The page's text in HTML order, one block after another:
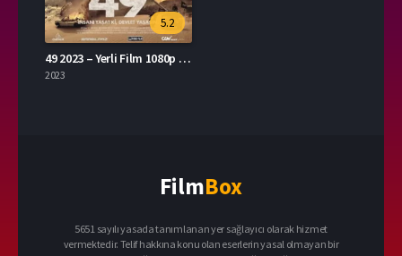
5.2
49 2023 – Yerli Film 1080p Turkce Dublaj izle
2023
FilmBox
5651 sayılı yasada tanımlanan yer sağlayıcı olarak hizmet
vermektedir. Telif hakkına konu olan eserlerin yasal olmayan bir